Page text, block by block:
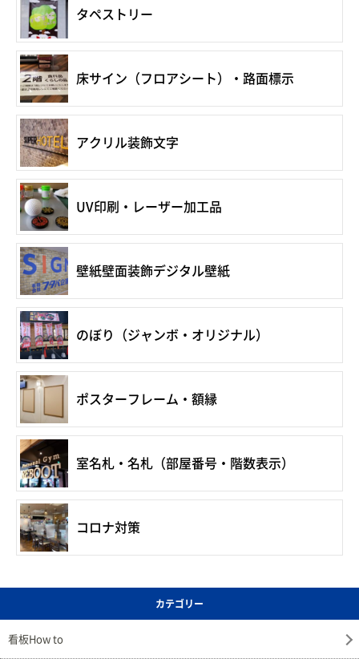
タペストリー
床サイン（フロアシート）・路面標示
アクリル装飾文字
UV印刷・レーザー加工品
壁紙壁面装飾デジタル壁紙
のぼり（ジャンボ・オリジナル）
ポスターフレーム・額縁
室名札・名札（部屋番号・階数表示）
コロナ対策
カテゴリー
看板How to